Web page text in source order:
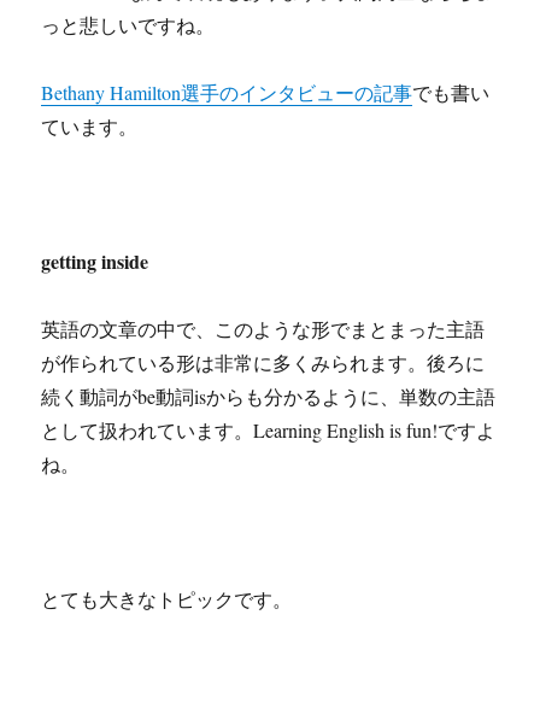
っと悲しいですね。
Bethany Hamilton選手のインタビューの記事でも書い
ています。
getting inside
英語の文章の中で、このような形でまとまった主語
が作られている形は非常に多くみられます。後ろに
続く動詞がbe動詞isからも分かるように、単数の主語
として扱われています。Learning English is fun!ですよ
ね。
とても大きなトピックです。